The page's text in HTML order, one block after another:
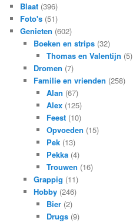
Blaat (396)
Foto's (51)
Genieten (602)
Boeken en strips(32)
Thomas en Valentijn (5)
Dromen (7)
Familie en vrienden (258)
Alan (67)
Alex (125)
Feest (10)
Opvoeden (15)
Pek (13)
Pekka (4)
Trouwen (16)
Grappig (11)
Hobby(246)
Bier (2)
Drugs (9)